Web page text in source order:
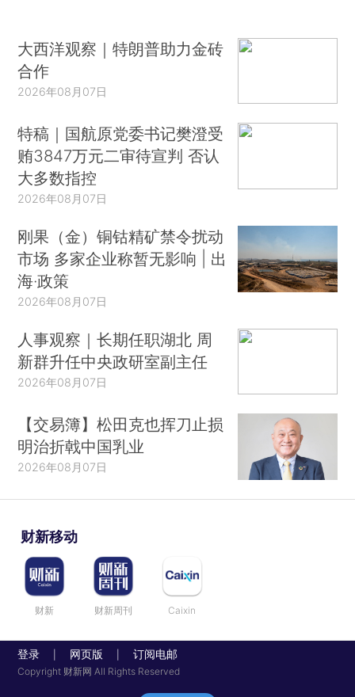
大西洋观察｜特朗普助力金砖
合作
2026年08月07日
特稿｜国航原党委书记樊澄受
贿3847万元二审待宣判 否认
大多数指控
2026年08月07日
刚果（金）铜钴精矿禁令扰动
市场 多家企业称暂无影响 | 出
海·政策
2026年08月07日
人事观察｜长期任职湖北 周
新群升任中央政研室副主任
2026年08月07日
【交易簿】松田克也挥刀止损
明治折戟中国乳业
2026年08月07日
财新移动
财新 财新周刊 Caixin
登录 网页版 订阅电邮
Copyright 财新网 All Rights Reserved